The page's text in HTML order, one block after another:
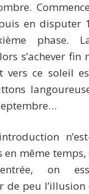
en disputer
phase.
s’achever fin
vers ce soleil
en même temps,
on
de peu l’illusion